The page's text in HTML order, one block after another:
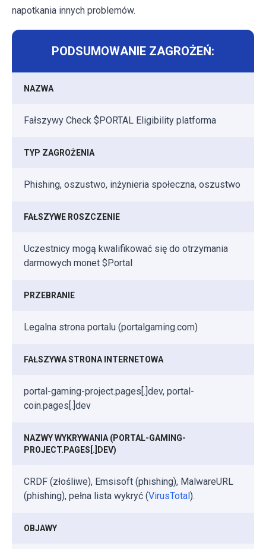
napotkania innych problemów.
PODSUMOWANIE ZAGROŻEŃ:
NAZWA
Fałszywy Check $PORTAL Eligibility platforma
TYP ZAGROŻENIA
Phishing, oszustwo, inżynieria społeczna, oszustwo
FAŁSZYWE ROSZCZENIE
Uczestnicy mogą kwalifikować się do otrzymania
darmowych monet $Portal
PRZEBRANIE
Legalna strona portalu (portalgaming.com)
FAŁSZYWA STRONA INTERNETOWA
portal-gaming-project.pages[.]dev, portal-
coin.pages[.]dev
NAZWY WYKRYWANIA (PORTAL-GAMING-
PROJECT.PAGES[.]DEV)
CRDF (złośliwe), Emsisoft (phishing), MalwareURL
(phishing), pełna lista wykryć (VirusTotal).
OBJAWY